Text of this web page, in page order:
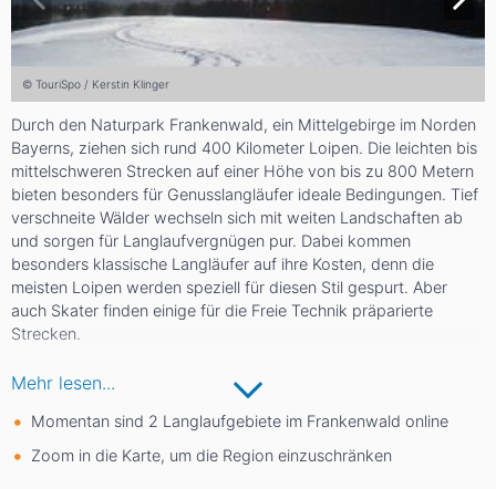
© TouriSpo / Kerstin Klinger
Mehr lesen...
Durch den Naturpark Frankenwald, ein Mittelgebirge im Norden
Bayerns, ziehen sich rund 400 Kilometer Loipen. Die leichten bis
mittelschweren Strecken auf einer Höhe von bis zu 800 Metern
bieten besonders für Genusslangläufer ideale Bedingungen. Tief
verschneite Wälder wechseln sich mit weiten Landschaften ab
und sorgen für Langlaufvergnügen pur. Dabei kommen
besonders klassische Langläufer auf ihre Kosten, denn die
meisten Loipen werden speziell für diesen Stil gespurt. Aber
auch Skater finden einige für die Freie Technik präparierte
Strecken.
Zu den Highlights zählen die Loipen rund um die 678 Meter hohe
Radspitze am südlichen Rand des Frankenwalds. Hier können
sowohl klassische Langläufer als auch Skater ihre Runden
Momentan sind 2 Langlaufgebiete im Frankenwald online
Zoom in die Karte, um die Region einzuschränken